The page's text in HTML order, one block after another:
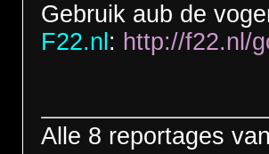
Gebruik aub de
F22.nl : http://f22.nl/
Alle 8 reportages van